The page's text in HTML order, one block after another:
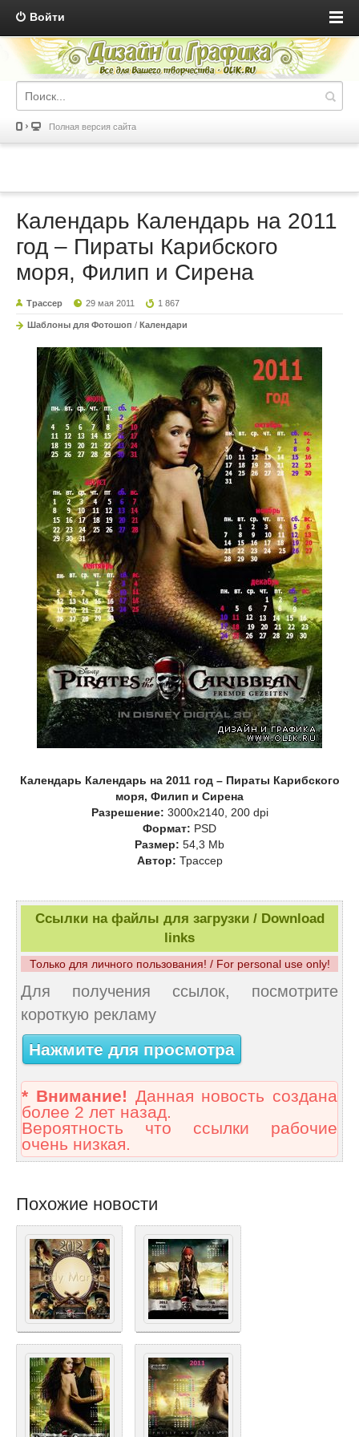
Войти
Полная версия сайта
Календарь Календарь на 2011
год – Пираты Карибского
моря, Филип и Сирена
Трассер 29 мая 2011 1 867
Шаблоны для Фотошоп / Календари
Календарь Календарь на 2011 год – Пираты Карибского
моря, Филип и Сирена
Разрешение: 3000x2140, 200 dpi
Формат: PSD
Размер: 54,3 Mb
Автор: Трассер
Ссылки на файлы для загрузки / Download
links
Только для личного пользования! / For personal use only!
Для получения ссылок, посмотрите
короткую рекламу
Нажмите для просмотра
* Внимание! Данная новость создана
более 2 лет назад.
Вероятность что ссылки рабочие
очень низкая.
Похожие новости